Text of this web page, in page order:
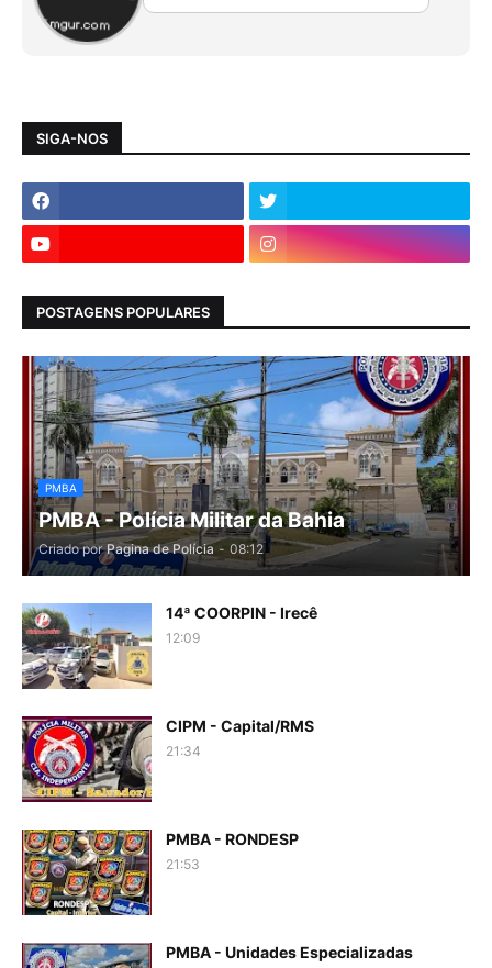
SIGA-NOS
POSTAGENS POPULARES
PMBA
PMBA - Polícia Militar da Bahia
Criado por Pagina de Polícia - 08:12
14ª COORPIN - Irecê
12:09
CIPM - Capital/RMS
21:34
PMBA - RONDESP
21:53
PMBA - Unidades Especializadas